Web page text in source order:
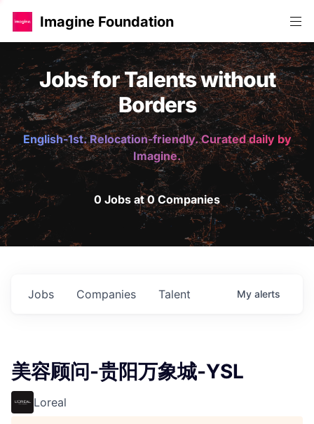
Imagine Foundation
Jobs for Talents without
Borders
English-1st. Relocation-friendly. Curated daily by
Imagine.
0 Jobs at 0 Companies
Jobs Companies Talent My alerts
美容顾问-贵阳万象城-YSL
Loreal